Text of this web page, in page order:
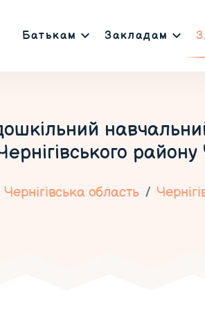
Батькам Закладам
району
Чернігівська область